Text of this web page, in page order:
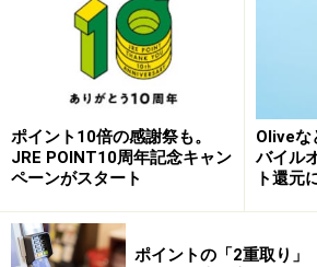
次に便利ポイントとしては「EASY
える点。こちらはクレカ不要で、店
グからチャージするタイプ。
「まずはお試しで使ってみたい」
「クレジットカードを持っていない
「別のアカウントで買い物したい」
ポイント10倍の感謝祭も。
JRE POINT10周年記念キャン
ペーンがスタート
Oliveな
バイル
ト還元
ポイントの「2重取り」